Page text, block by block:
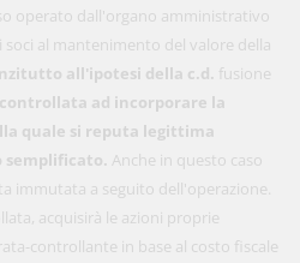
operato dall'organo amministrativo
al mantenimento del valore della
all'ipotesi della c.d. fusione
ad incorporare la
quale si reputa legittima
semplificato. Anche in questo caso
immutata a seguito dell'operazione.
acquisirà le azioni proprie
controllante in base al costo fiscale